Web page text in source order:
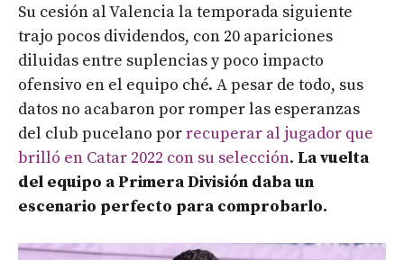
Su cesión al Valencia la temporada siguiente
trajo pocos dividendos, con 20 apariciones
diluidas entre suplencias y poco impacto
ofensivo en el equipo ché. A pesar de todo, sus
datos no acabaron por romper las esperanzas
del club pucelano porrecuperar al jugador que
brilló en Catar 2022 con su selección. La vuelta
del equipo a Primera División daba un
escenario perfecto para comprobarlo.